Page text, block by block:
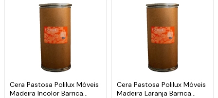
Cera Pastosa Polilux Móveis
Madeira Incolor Barrica
Cera Pastosa Polilux Móveis
Madeira Laranja Barrica